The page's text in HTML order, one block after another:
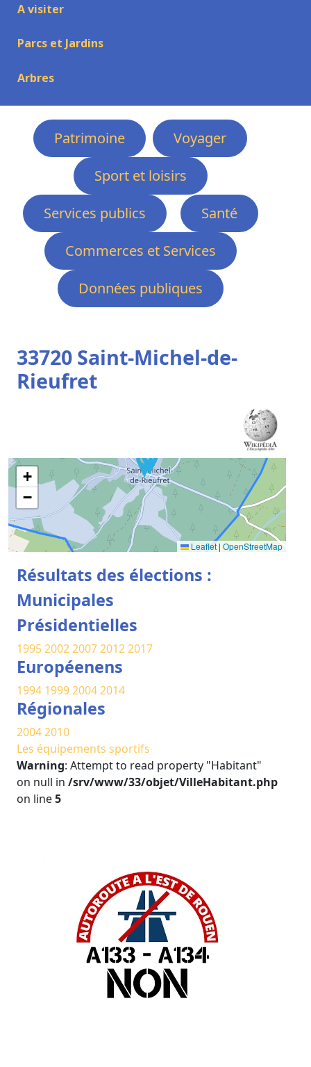
A visiter
Parcs et Jardins
Arbres
Patrimoine
Voyager
Sport et loisirs
Services publics
Santé
Commerces et Services
Données publiques
33720 Saint-Michel-de-
Rieufret
+
−
Leaflet | OpenStreetMap
Résultats des élections :
Municipales
Présidentielles
19952002200720122017
Européenens
1994 199920042014
Régionales
20042010
Les équipements sportifs
Warning: Attempt to read property "Habitant"
on null in /srv/www/33/objet/VilleHabitant.php
on line5